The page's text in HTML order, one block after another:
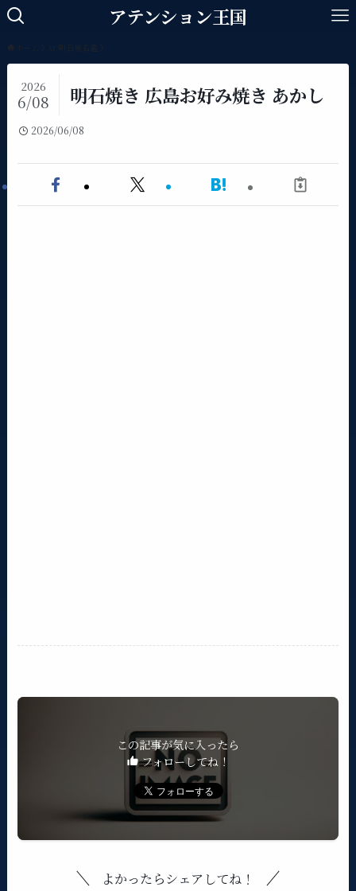
アテンション王国
明石焼き 広島お好み焼き あかし
2026
6/08
2026/06/08
この記事が気に入ったら
フォローしてね！
よかったらシェアしてね！